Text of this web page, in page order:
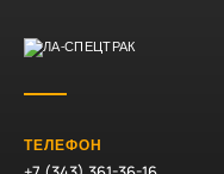
ТЕЛЕФОН